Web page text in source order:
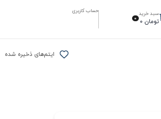
سبد خرید
0تومان 0
حساب کاربری
ایتم‌های ذخیره شده